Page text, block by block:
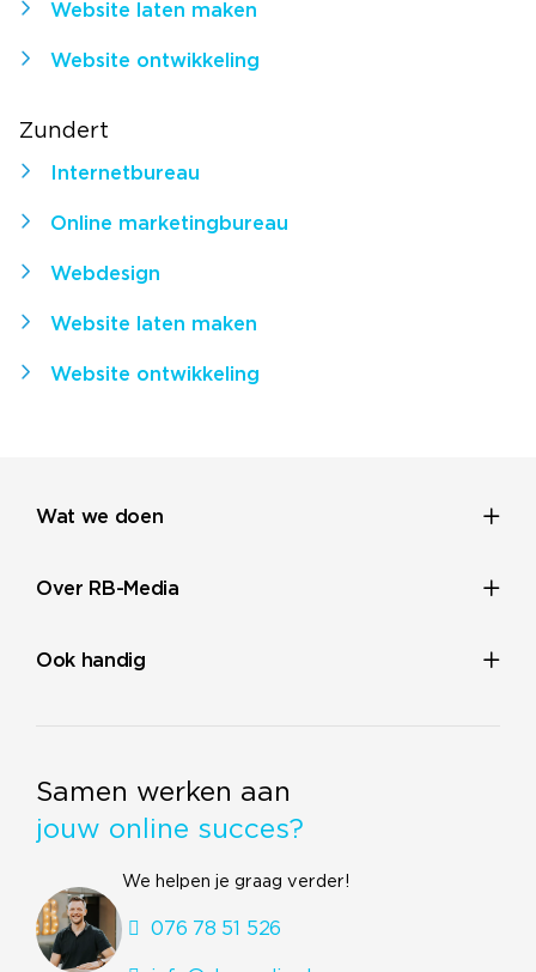
Website laten maken
Website ontwikkeling
Zundert
Internetbureau
Online marketingbureau
Webdesign
Website laten maken
Website ontwikkeling
Samen werken aan
jouw online succes?
We helpen je graag verder!
076 78 51 526
Wat we doen
Over RB-Media
Ook handig